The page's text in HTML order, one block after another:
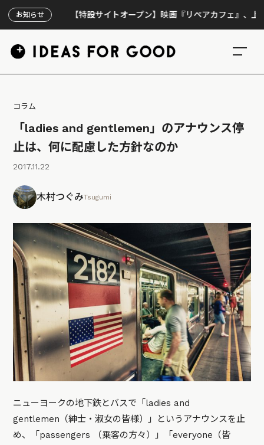
お知らせ【特設サイトオープン】映画『リペアカフェ』、上映300
コラム
「ladies and gentlemen」のアナウンス停
止は、何に配慮した方針なのか
2017.11.22
木村つぐみTsugumi
ニューヨークの地下鉄とバスで「ladies and
gentlemen（紳士・淑女の皆様）」というアナウンスを止
め、「passengers （乗客の方々）」「everyone（皆